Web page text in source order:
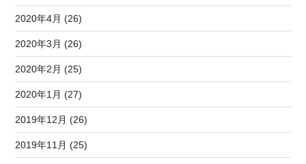
2020年4月 (26)
2020年3月 (26)
2020年2月 (25)
2020年1月 (27)
2019年12月 (26)
2019年11月 (25)